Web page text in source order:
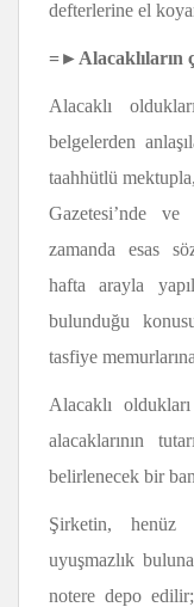
defterlerine el
=►Alacaklıların
Alacaklı
belgelerden
taahhütlü
Gazetesi’nde
zamanda esas
hafta arayla
bulunduğu
tasfiye
Alacaklı
alacaklarının
belirlenecek bir
Şirketin, henüz
uyuşmazlık
notere depo